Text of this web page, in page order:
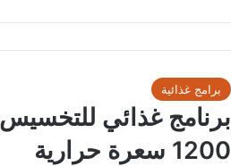
برامج غذائية
برنامج غذائي
1200 سعرة حرارية